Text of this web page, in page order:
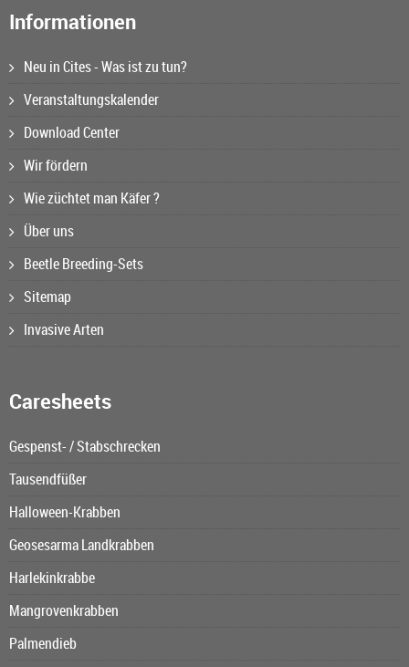
Informationen
Neu in Cites - Was ist zu tun?
Veranstaltungskalender
Download Center
Wir fördern
Wie züchtet man Käfer ?
Über uns
Beetle Breeding-Sets
Sitemap
Invasive Arten
Caresheets
Gespenst- / Stabschrecken
Tausendfüßer
Halloween-Krabben
Geosesarma Landkrabben
Harlekinkrabbe
Mangrovenkrabben
Palmendieb